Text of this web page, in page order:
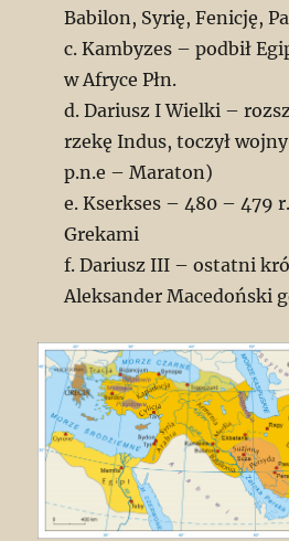
Babilon, Syrię, Fenicję,
c. Kambyzes – podbił
w Afryce Płn.
d. Dariusz I Wielki –
rzekę Indus, toczył
p.n.e – Maraton)
e. Kserkses – 480 – 479
Grekami
f. Dariusz III – ostatni
Aleksander Macedoński